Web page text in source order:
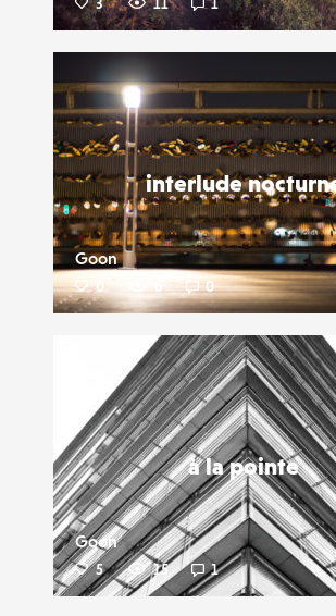
interlude
Goon
0 0
à la pointe
Goon
5 15 1